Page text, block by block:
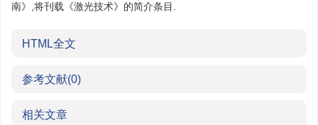
南》,将刊载《激光技术》的简介条目.
HTML全文
参考文献(0)
相关文章